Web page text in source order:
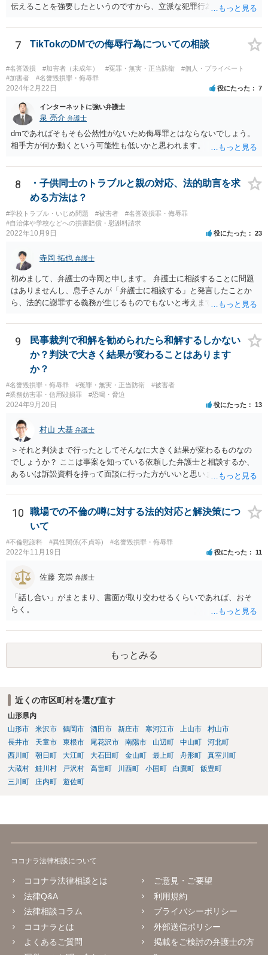
伝えることを強要したというのですから、立派な犯罪行為です。
7 TikTokのDMでの侮辱行為についての相談
#名誉毀損 #加害者（未成年） #冤罪・無実・正当防衛
#個人・プライベート
#加害者
#名誉毀損罪・侮辱罪
2024年2月22日 役にたった 7
インターネットに強い弁護士
泉 亮介 弁護士
dmであればそもそも公然性がないため侮辱罪とはならないでしょう。
相手方が何か動くという可能性も低いかと思われます。
8
・子供同士のトラブルと親の対応、法的助言を求
める方法は？
#学校トラブル・いじめ問題 #被害者
#名誉毀損罪・侮辱罪
#自治体や学校などへの損害賠償・慰謝料請求
2022年10月9日 役にたった 23
寺岡 拓也 弁護士
初めまして、弁護士の寺岡と申します。 弁護士に相談することに問題
はありませんし、息子さんが「弁護士に相談する」と発言したことか
ら、法的に謝罪する義務が生じるものでもないと考えます。 経緯から
す。 子どもの専門相談窓口もありますし、一度相談だけでもしてはい
かがでしょうか。
9
民事裁判で和解を勧められたら和解するしかない
か？判決で大きく結果が変わることはあります
か？
#名誉毀損罪・侮辱罪 #冤罪・無実・正当防衛
#被害者
#業務妨害罪・信用毀損罪
#恐喝・脅迫
2024年9月20日 役にたった 13
村山 大基 弁護士
＞それと判決まで行ったとしてそんなに大きく結果が変わるものなの
でしょうか？ ここは事案を知っている依頼した弁護士と相談するか、
あるいは訴訟資料を持って面談に行った方がいいと思います。 和解
す）に基づいて 提案されるもので、応じない場合提示案より上がった
り下がったりはありえます。 例えば、原告としては判決だともっと下
がるかもしれないから応じておくか、とか 被告としては判決でもっと
払うことになるリスクを考えたら和解に応じるか、とか考えさせるよ
うな案が出てきます。
10
職場での不倫の噂に対する法的対応と解決策につ
いて
#不倫慰謝料 #異性関係(不貞等) #名誉毀損罪・侮辱罪
2022年11月19日 役にたった 11
佐藤 充崇 弁護士
「話し合い」がまとまり、書面が取り交わせるくらいであれば、おそ
らく。
もっとみる
近くの市区町村を選び直す
山形県内
山形市
米沢市 鶴岡市 酒田市 新庄市 寒河江市 上山市
村山市
長井市
天童市 東根市 尾花沢市 南陽市 山辺町 中山町
河北町
西川町
朝日町 大江町 大石田町 金山町 最上町 舟形町
真室川町
大蔵村
鮭川村 戸沢村 高畠町 川西町 小国町 白鷹町
飯豊町
三川町
庄内町 遊佐町
ココナラ法律相談について
ココナラ法律相談とは
法律Q&A
法律相談コラム
ココナラとは
よくあるご質問
ご意見・ご要望
利用規約
プライバシーポリシー
外部送信ポリシー
掲載をご検討の弁護士の方